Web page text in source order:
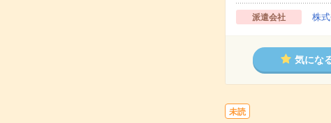
派遣会社 株
気にな
未読